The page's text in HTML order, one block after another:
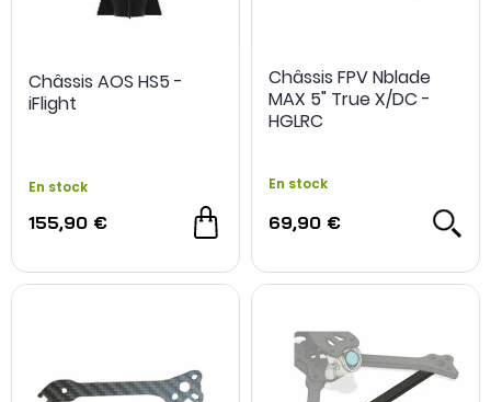
Châssis AOS HS5 -
iFlight
En stock
155,90 €
Châssis FPV Nblade
MAX 5" True X/DC -
HGLRC
En stock
69,90 €